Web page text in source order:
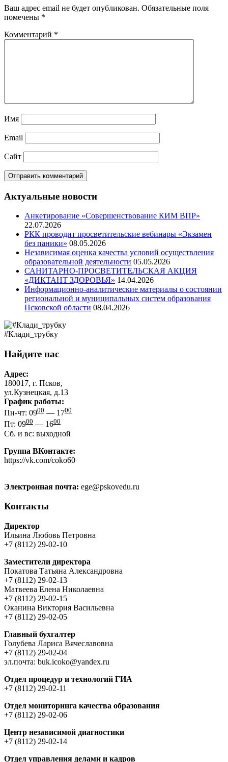
Ваш адрес email не будет опубликован. Обязательные поля
помечены *
Комментарий *
Имя
Email
Сайт
Актуальные новости
Анкетирование «Совершенствование КИМ ВПР»
22.07.2026
РКК проводит просветительские вебинары «Экзамен
без паники» 08.05.2026
Независимая оценка качества условий осуществления
образовательной деятельности 05.05.2026
САНИТАРНО-ПРОСВЕТИТЕЛЬСКАЯ АКЦИЯ
«ДИКТАНТ ЗДОРОВЬЯ» 14.04.2026
Информационно-аналитические материалы о состоянии
региональной и муниципальных систем образования
Псковской области 08.04.2026
#Клади_трубку
Найдите нас
Адрес:
180017, г. Псков,
ул.Кузнецкая, д.13
График работы:
Пн-чт: 0900 — 1700
Пт: 0900 — 1600
Сб. и вс: выходной
Группа ВКонтакте:
https://vk.com/coko60
Электронная почта: ege@pskovedu.ru
Контакты
Директор
Ильина Любовь Петровна
+7 (8112) 29-02-10
Заместители директора
Покатова Татьяна Александровна
+7 (8112) 29-02-13
Матвеева Елена Николаевна
+7 (8112) 29-02-15
Оканина Виктория Васильевна
+7 (8112) 29-02-05
Главный бухгалтер
Голубева Лариса Вячеславовна
+7 (8112) 29-02-04
эл.почта: buk.icoko@yandex.ru
Отдел процедур и технологий ГИА
+7 (8112) 29-02-11
Отдел мониторинга качества образования
+7 (8112) 29-02-06
Центр независимой диагностики
+7 (8112) 29-02-14
Отдел управления делами и кадров